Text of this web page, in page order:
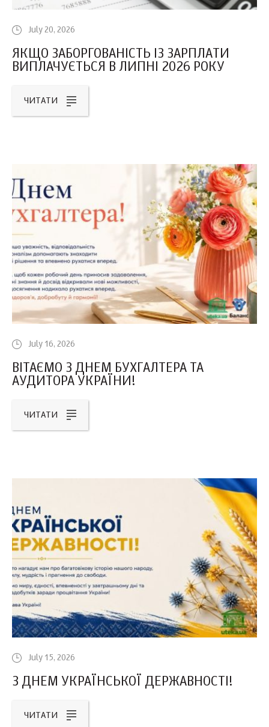
July 20, 2026
ЯКЩО ЗАБОРГОВАНІСТЬ ІЗ ЗАРПЛАТИ
ВИПЛАЧУЄТЬСЯ В ЛИПНІ 2026 РОКУ
ЧИТАТИ
July 16, 2026
ВІТАЄМО З ДНЕМ БУХГАЛТЕРА ТА
АУДИТОРА УКРАЇНИ!
ЧИТАТИ
July 15, 2026
З ДНЕМ УКРАЇНСЬКОЇ ДЕРЖАВНОСТІ!
ЧИТАТИ